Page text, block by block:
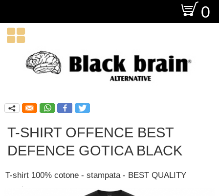
O 0

q
T-SHIRT OFFENCE BEST
DEFENCE GOTICA BLACK
T-shirt 100% cotone - stampata - BEST QUALITY